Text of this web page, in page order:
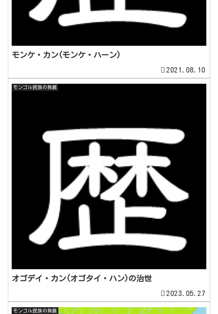
モンケ・カン(モンケ・ハーン)
2021.08.10
モンゴル民族の発展
オゴデイ・カン(オゴタイ・ハン)の治世
2023.05.27
モンゴル民族の発展